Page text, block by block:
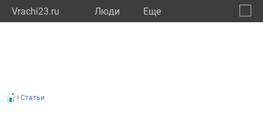
Vrachi23.ru Люди Eще
Статьи